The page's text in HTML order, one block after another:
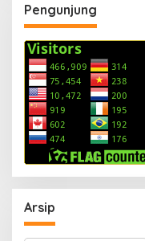
Pengunjung
Arsip